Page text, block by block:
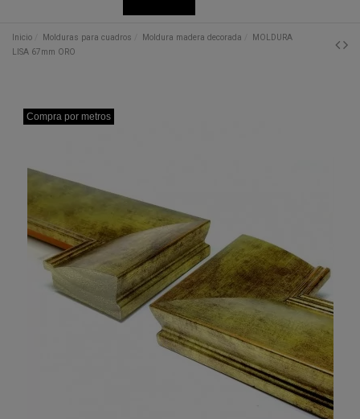
Inicio Molduras para cuadros Moldura madera decorada
MOLDURA
LISA 67mm ORO
Compra por metros
Compra por metros
Compra por metros